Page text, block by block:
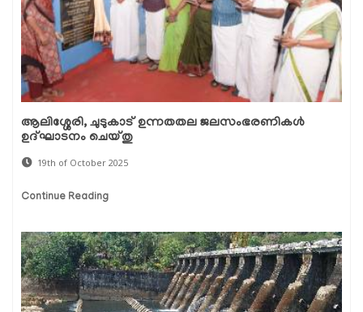
ആലിശ്ശേരി, ചുടുകാട് ഉന്നതതല ജലസംഭരണികൾ
ഉദ്ഘാടനം ചെയ്തു
19th of October 2025
Continue Reading